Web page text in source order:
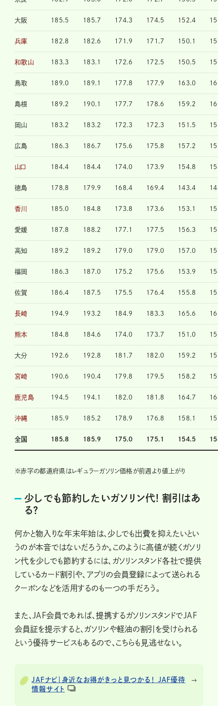
大阪 185.5 185.7 174.3 174.5 152.4
兵庫 182.8 182.6 171.9 171.7 150.1
和歌山 183.3 183.1 172.6 172.5 150.5
鳥取 189.0 189.1 177.8 177.9 163.0
島根 189.2 190.1 177.7 178.6 159.2
岡山 183.2 183.2 172.3 172.3 151.5
広島 186.3 186.7 175.6 175.8 157.2
山口 184.4 184.4 174.0 173.9 154.8
徳島 178.8 179.9 168.4 169.4 143.4
香川 185.0 184.8 173.8 173.6 153.1
愛媛 187.8 188.2 177.1 177.5 156.3
高知 189.2 189.2 179.0 179.0 157.0
福岡 186.3 187.0 175.2 175.6 153.9
佐賀 186.4 187.5 175.5 176.4 155.8
長崎 194.9 193.2 184.9 183.3 165.6
熊本 184.8 184.6 174.0 173.7 151.0
大分 192.6 192.8 181.7 182.0 159.2
宮崎 190.6 190.4 179.8 179.5 158.2
鹿児島 194.5 194.1 182.0 181.8 164.7
沖縄 185.9 185.2 178.9 176.8 158.1
全国 185.8 185.9 175.0 175.1 154.5
※赤字の都道府県はレギュラーガソリン価格が前週より値上がり
少しでも節約したいガソリン代! 割引はあ
る?
何かと物入りな年末年始は、少しでも出費を抑えたいとい
うのが本音ではないだろうか。このように高値が続くガソリ
ン代を少しでも節約するには、ガソリンスタンド各社で提供
しているカード割引や、アプリの会員登録によって送られる
クーポンなどを活用するのも一つの手だろう。
また、JAF会員であれば、提携するガソリンスタンドでJAF
会員証を提示すると、ガソリンや軽油の割引を受けられる
という優待サービスもあるので、こちらも見逃せない。
JAFナビ｜身近なお得がきっと見つかる！ JAF優待
情報サイト